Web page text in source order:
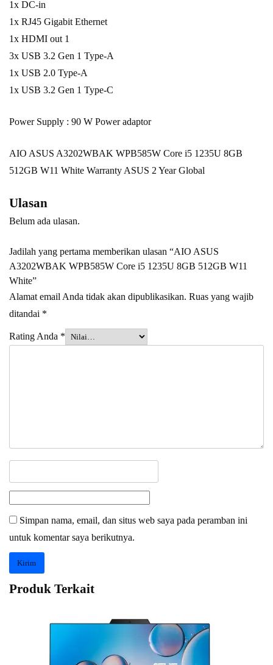
1x DC-in
1x RJ45 Gigabit Ethernet
1x HDMI out 1
3x USB 3.2 Gen 1 Type-A
1x USB 2.0 Type-A
1x USB 3.2 Gen 1 Type-C
Power Supply : 90 W Power adaptor
AIO ASUS A3202WBAK WPB585W Core i5 1235U 8GB
512GB W11 White Warranty ASUS 2 Year Global
Ulasan
Belum ada ulasan.
Jadilah yang pertama memberikan ulasan “AIO ASUS
A3202WBAK WPB585W Core i5 1235U 8GB 512GB W11
White”
Alamat email Anda tidak akan dipublikasikan. Ruas yang wajib
ditandai *
Rating Anda *
Simpan nama, email, dan situs web saya pada peramban ini
untuk komentar saya berikutnya.
Produk Terkait